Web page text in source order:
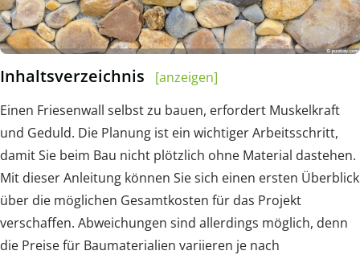
Inhaltsverzeichnis
[anzeigen]
Einen Friesenwall selbst zu bauen, erfordert Muskelkraft
und Geduld. Die Planung ist ein wichtiger Arbeitsschritt,
damit Sie beim Bau nicht plötzlich ohne Material dastehen.
Mit dieser Anleitung können Sie sich einen ersten Überblick
über die möglichen Gesamtkosten für das Projekt
verschaffen. Abweichungen sind allerdings möglich, denn
die Preise für Baumaterialien variieren je nach